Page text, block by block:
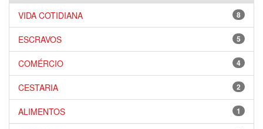
8
VIDA COTIDIANA
5
ESCRAVOS
4
COMÉRCIO
2
CESTARIA
1
ALIMENTOS